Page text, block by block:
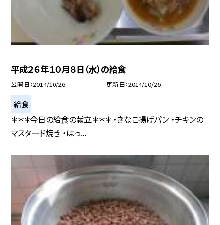
平成２６年１０月８日（水）の給食
公開日 2014/10/26 更新日 2014/10/26
給食
＊＊＊今日の給食の献立＊＊＊ ・きなこ揚げパン ・チキンの
マスタード焼き ・はっ...